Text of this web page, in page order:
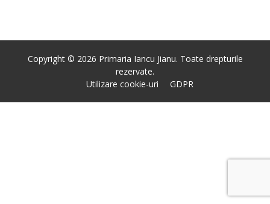
Copyright © 2026 Primaria Iancu Jianu. Toate drepturile
rezervate.
Utilizare cookie-uri
GDPR